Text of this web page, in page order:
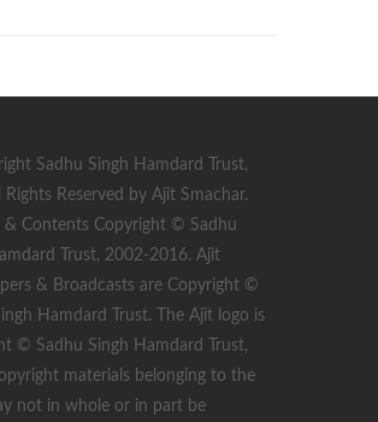
Sadhu Singh Hamdard Trust,
Rights Reserved by Ajit Smachar.
& Contents Copyright © Sadhu
Trust, 2002-2016. Ajit
& Broadcasts are Copyright ©
Hamdard Trust. The Ajit logo is
© Sadhu Singh Hamdard Trust,
materials belonging to the
not in whole or in part be